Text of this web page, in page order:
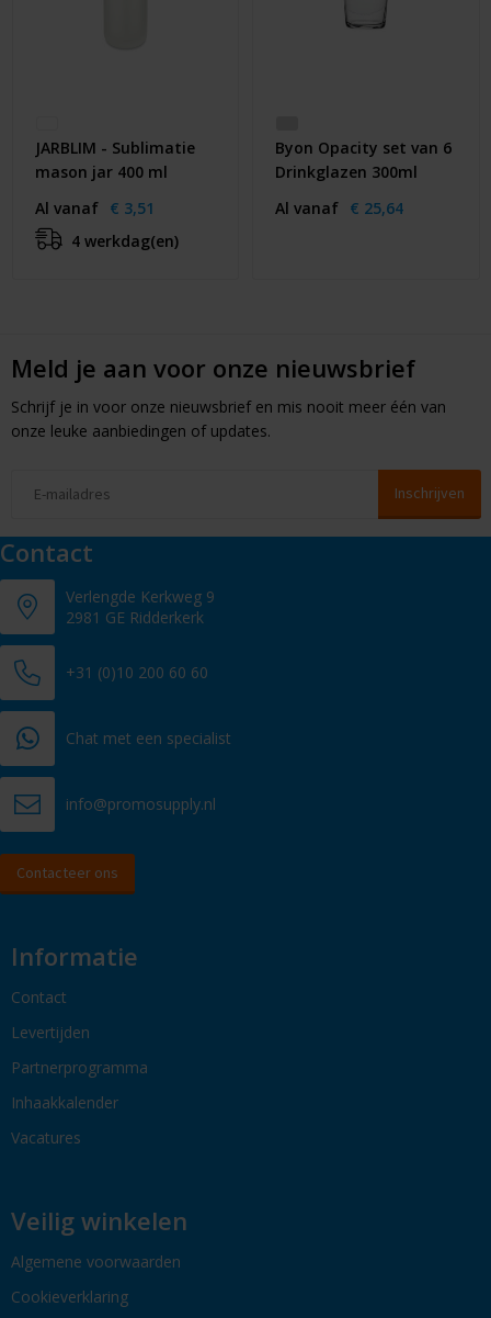
JARBLIM - Sublimatie
mason jar 400 ml
Al vanaf € 3,51
4 werkdag(en)
Byon Opacity set van 6
Drinkglazen 300ml
Al vanaf € 25,64
Meld je aan voor onze nieuwsbrief
Schrijf je in voor onze nieuwsbrief en mis nooit meer één van
onze leuke aanbiedingen of updates.
Contact
Verlengde Kerkweg 9
2981 GE Ridderkerk
+31 (0)10 200 60 60
Chat met een specialist
info@promosupply.nl
Contacteer ons
Informatie
Contact
Levertijden
Partnerprogramma
Inhaakkalender
Vacatures
Veilig winkelen
Algemene voorwaarden
Cookieverklaring